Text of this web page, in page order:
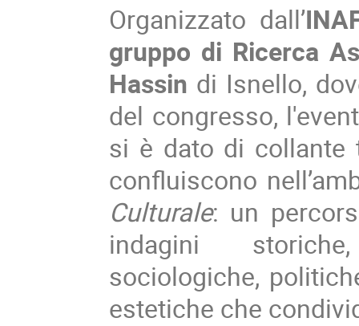
Organizzato dall’
gruppo di Ricerca
Hassin di Isnello,
del congresso,
si è dato di collante
confluiscono
Culturale: un
indagini
sociologiche,
estetiche che